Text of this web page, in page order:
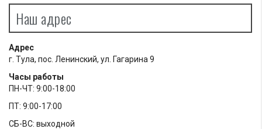
Наш адрес
Адрес
г. Тула, пос. Ленинский, ул. Гагарина 9
Часы работы
ПН-ЧТ: 9:00-18:00
ПТ: 9:00-17:00
СБ-ВС: выходной